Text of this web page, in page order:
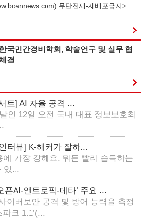
) 무단전재-재배포금지>
국민간경비학회, 학술연구 및 실무 협
결
트] AI 자율 공격 ...
날인 12일 오전 국내 대표 정보보호최
터뷰] K-해커가 잘하...
에 가장 강해요. 뭐든 빨리 습득하는
있...
픈AI-앤트로픽-메타’ 주요 ...
이버보안 공격 및 방어 능력을 측정
크 1.1’(...